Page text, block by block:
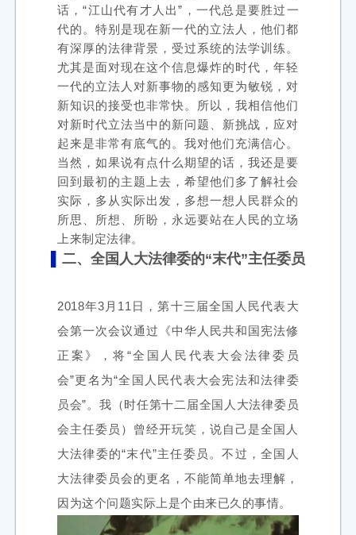
话，“江山代有才人出”，一代总是要胜过一
代的。特别是现在新一代的立法人，他们都
有深厚的法律背景，受过系统的法学训练。
尤其是面对现在这个信息爆炸的时代，年轻
一代的立法人对新事物的感知更为敏锐，对
新知识的接受也非常快。所以，我相信他们
对新时代立法当中的新问题、新挑战，应对
起来是非常有底气的。我对他们充满信心。
当然，如果说有点什么期望的话，我还是要
回到最初的主题上去，希望他们多了解社会
实际，多从实际出发，多想一想人民群众的
所思、所想、所盼，永远要站在人民的立场
上来制定法律。
二、全国人大法律委的“末代”主任委员
2018年3月11日，第十三届全国人民代表大
会第一次会议通过《中华人民共和国宪法修
正案》，将“全国人民代表大会法律委员
会”更名为“全国人民代表大会宪法和法律委
员会”。我（时任第十二届全国人大法律委员
会主任委员）曾经开玩笑，说自己是全国人
大法律委的“末代”主任委员。不过，全国人
大法律委员会的更名，不能简单地去理解，
因为这个问题实际上是个由来已久的事情。